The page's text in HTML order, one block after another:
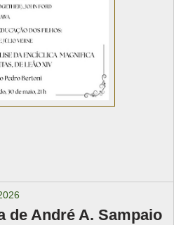
de André A. Sampaio